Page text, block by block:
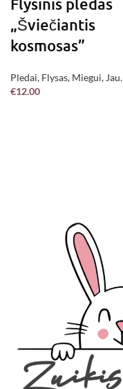
„Šviečiantis
kosmosas”
Pledai, Flysas, Miegui, Jau
pagaminta !
€12.00